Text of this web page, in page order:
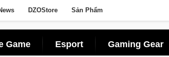
DZOStore Sản Phẩm
Game Esport Gaming Gear